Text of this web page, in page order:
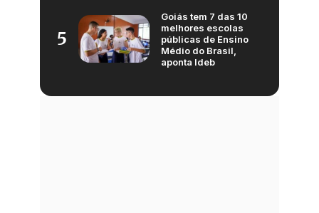
5
Goiás tem 7 das 10
melhores escolas
públicas de Ensino
Médio do Brasil,
aponta Ideb